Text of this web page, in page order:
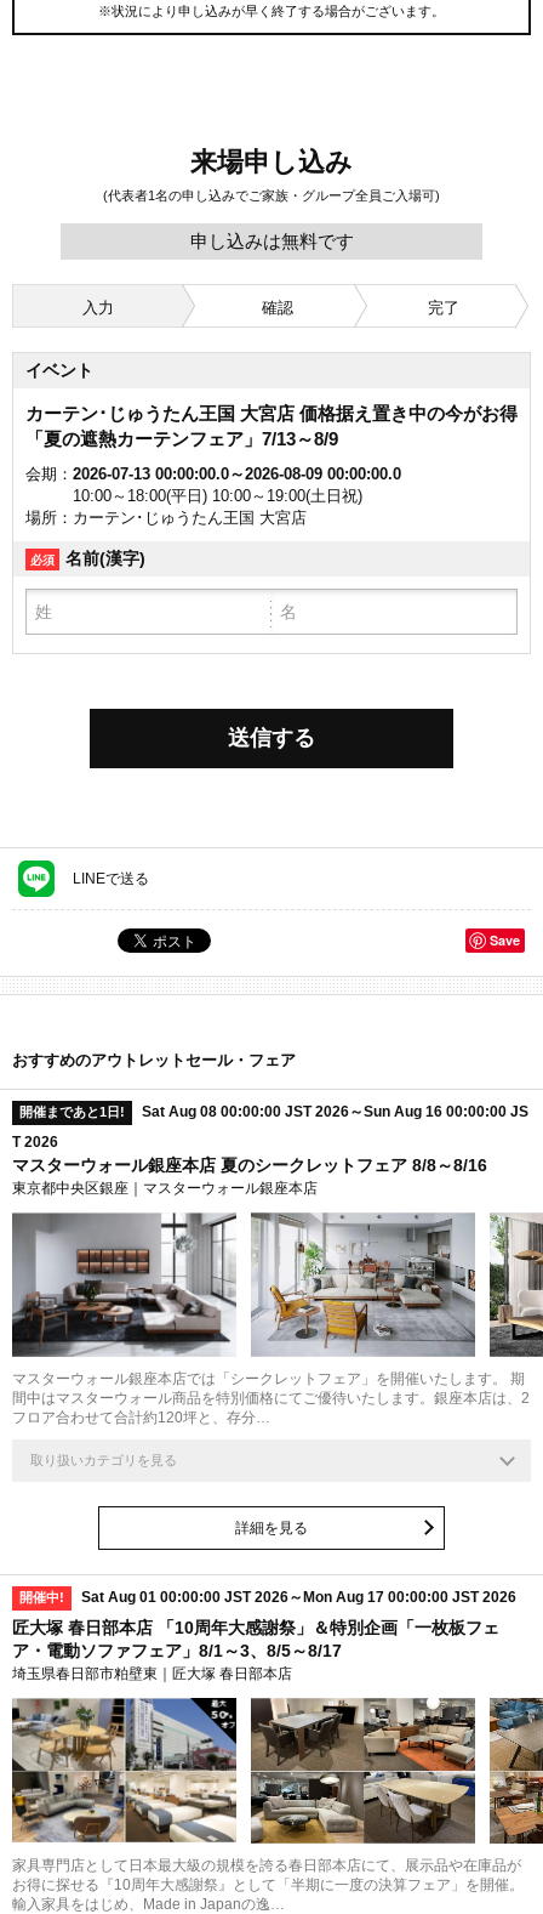
※状況により申し込みが早く終了する場合がございます。
来場申し込み
(代表者1名の申し込みでご家族・グループ全員ご入場可)
申し込みは無料です
入力 確認 完了
イベント
カーテン･じゅうたん王国 大宮店 価格据え置き中の今がお得
「夏の遮熱カーテンフェア」7/13～8/9
会期
2026-07-13 00:00:00.0～2026-08-09 00:00:00.0
10:00～18:00(平日) 10:00～19:00(土日祝)
場所
カーテン･じゅうたん王国 大宮店
必須 名前(漢字)
送信する
LINEで送る
Save
おすすめのアウトレットセール・フェア
開催まであと1日!
Sat Aug 08 00:00:00 JST 2026～Sun Aug 16 00:00:00 JS
T 2026
マスターウォール銀座本店 夏のシークレットフェア 8/8～8/16
東京都中央区銀座｜マスターウォール銀座本店
マスターウォール銀座本店では「シークレットフェア」を開催いたします。 期
間中はマスターウォール商品を特別価格にてご優待いたします。銀座本店は、2
フロア合わせて合計約120坪と、存分…
取り扱いカテゴリを見る
詳細を見る
開催中! Sat Aug 01 00:00:00 JST 2026～Mon Aug 17 00:00:00 JST 2026
匠大塚 春日部本店 「10周年大感謝祭」＆特別企画「一枚板フェ
ア・電動ソファフェア」8/1～3、8/5～8/17
埼玉県春日部市粕壁東｜匠大塚 春日部本店
最大
50%
家具専門店として日本最大級の規模を誇る春日部本店にて、展示品や在庫品が
お得に探せる『10周年大感謝祭』として「半期に一度の決算フェア」を開催。
輸入家具をはじめ、Made in Japanの逸…